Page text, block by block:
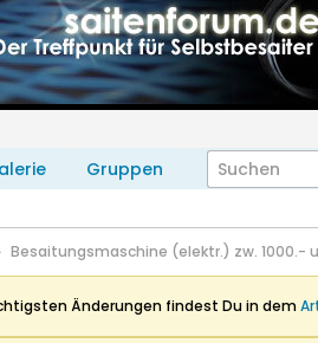
Gruppen
Besaitungsmaschine (elektr.) zw. 1000.-
Änderungen findest Du in dem